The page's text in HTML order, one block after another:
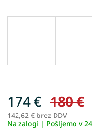
180 €
174 €
142,62 € brez DDV
Na zalogi | Pošljemo v